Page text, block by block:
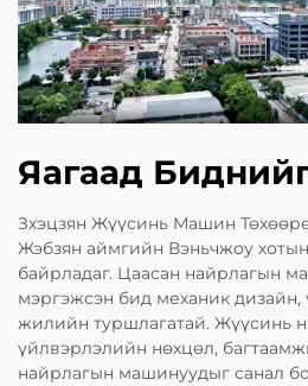
Яагаад
Зхэцзян Жүүсинь Машин
Жэбзян аймгийн Вэньчжоу
байрладаг. Цаасан найрлагын
мэргэжсэн бид механик дизайн,
жилийн туршлагатай. Жүүсинь
үйлвэрлэлийн нөхцөл,
найрлагын машинуудыг санал